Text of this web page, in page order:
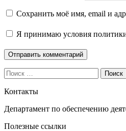
Сохранить моё имя, email и
Я принимаю условия
Поиск
Контакты
Департамент по обеспечению
Полезные ссылки